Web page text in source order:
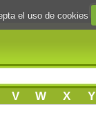
V W X Y
el uso de cookies